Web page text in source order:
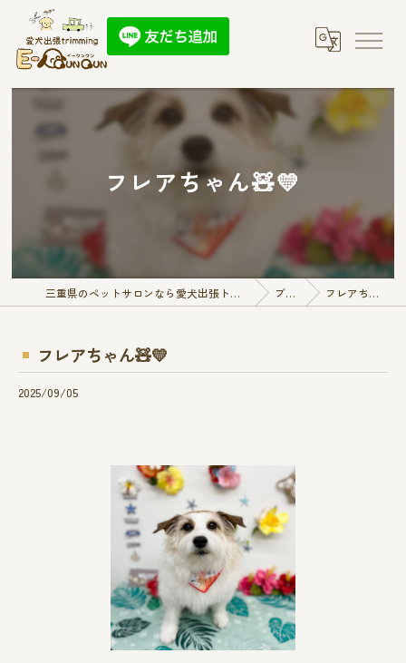
フレアちゃん🧸💛
三重県のペットサロンなら愛犬出張トリミング E-QunQun ブログ フレアちゃん🧸💛
フレアちゃん🧸💛
2025/09/05